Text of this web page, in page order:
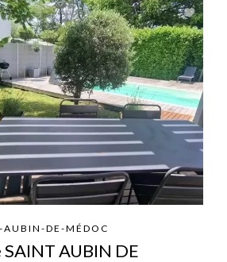
DE-MÉDOC
AUBIN DE